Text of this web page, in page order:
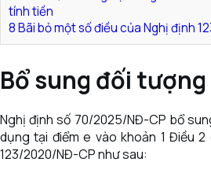
tính tiền
8Bãi bỏ một số điều của Nghị định
Bổ sung đối tượng
Nghị định số 70/2025/NĐ-CP bổ
dụng tại điểm e vào khoản 1 Điều
123/2020/NĐ-CP như sau: